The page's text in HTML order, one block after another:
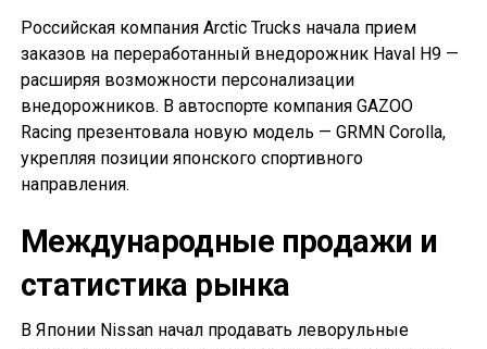
Российская компания Arctic Trucks начала прием
заказов на переработанный внедорожник Haval H9 —
расширяя возможности персонализации
внедорожников. В автоспорте компания GAZOO
Racing презентовала новую модель — GRMN Corolla,
укрепляя позиции японского спортивного
направления.
Международные продажи и
статистика рынка
В Японии Nissan начал продавать леворульные